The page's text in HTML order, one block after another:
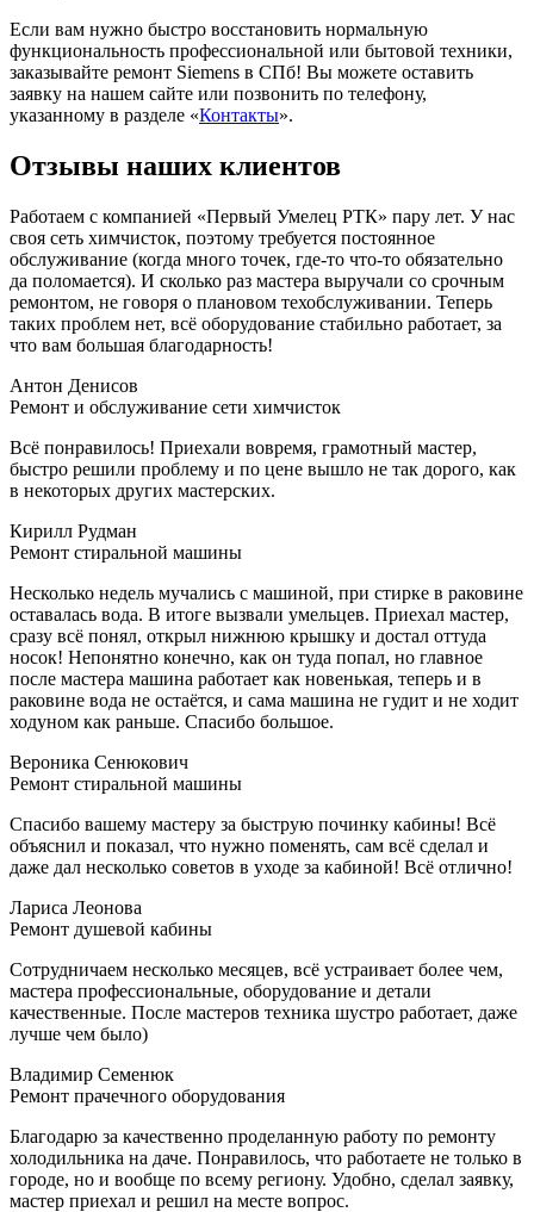
Если вам нужно быстро восстановить нормальную
функциональность профессиональной или бытовой техники,
заказывайте ремонт Siemens в СПб! Вы можете оставить
заявку на нашем сайте или позвонить по телефону,
указанному в разделе «Контакты».
Отзывы наших клиентов
Работаем с компанией «Первый Умелец РТК» пару лет. У нас
своя сеть химчисток, поэтому требуется постоянное
обслуживание (когда много точек, где-то что-то обязательно
да поломается). И сколько раз мастера выручали со срочным
ремонтом, не говоря о плановом техобслуживании. Теперь
таких проблем нет, всё оборудование стабильно работает, за
что вам большая благодарность!
Антон Денисов
Ремонт и обслуживание сети химчисток
Всё понравилось! Приехали вовремя, грамотный мастер,
быстро решили проблему и по цене вышло не так дорого, как
в некоторых других мастерских.
Кирилл Рудман
Ремонт стиральной машины
Несколько недель мучались с машиной, при стирке в раковине
оставалась вода. В итоге вызвали умельцев. Приехал мастер,
сразу всё понял, открыл нижнюю крышку и достал оттуда
носок! Непонятно конечно, как он туда попал, но главное
после мастера машина работает как новенькая, теперь и в
раковине вода не остаётся, и сама машина не гудит и не ходит
ходуном как раньше. Спасибо большое.
Вероника Сенюкович
Ремонт стиральной машины
Спасибо вашему мастеру за быструю починку кабины! Всё
объяснил и показал, что нужно поменять, сам всё сделал и
даже дал несколько советов в уходе за кабиной! Всё отлично!
Лариса Леонова
Ремонт душевой кабины
Сотрудничаем несколько месяцев, всё устраивает более чем,
мастера профессиональные, оборудование и детали
качественные. После мастеров техника шустро работает, даже
лучше чем было)
Владимир Семенюк
Ремонт прачечного оборудования
Благодарю за качественно проделанную работу по ремонту
холодильника на даче. Понравилось, что работаете не только в
городе, но и вообще по всему региону. Удобно, сделал заявку,
мастер приехал и решил на месте вопрос.